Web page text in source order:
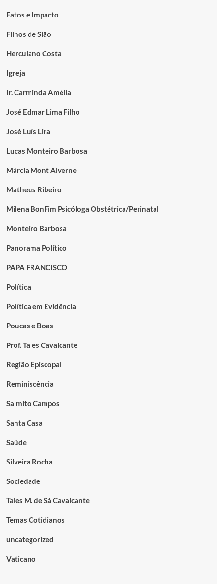
Fatos e Impacto
Filhos de Sião
Herculano Costa
Igreja
Ir. Carminda Amélia
José Edmar Lima Filho
José Luís Lira
Lucas Monteiro Barbosa
Márcia Mont Alverne
Matheus Ribeiro
Milena BonFim Psicóloga Obstétrica/Perinatal
Monteiro Barbosa
Panorama Político
PAPA FRANCISCO
Política
Política em Evidência
Poucas e Boas
Prof. Tales Cavalcante
Região Episcopal
Reminiscência
Salmito Campos
Santa Casa
Saúde
Silveira Rocha
Sociedade
Tales M. de Sá Cavalcante
Temas Cotidianos
uncategorized
Vaticano